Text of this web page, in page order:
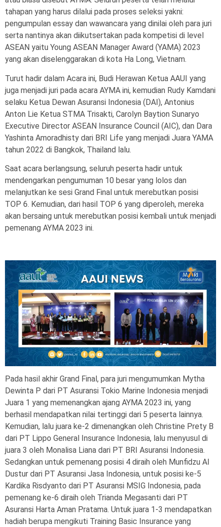
tahapan yang harus dilalui pada proses seleksi yakni:
pengumpulan essay dan wawancara yang dinilai oleh para juri
serta nantinya akan diikutsertakan pada kompetisi di level
ASEAN yaitu Young ASEAN Manager Award (YAMA) 2023
yang akan diselenggarakan di kota Ha Long, Vietnam.
Turut hadir dalam Acara ini, Budi Herawan Ketua AAUI yang
juga menjadi juri pada acara AYMA ini, kemudian Rudy Kamdani
selaku Ketua Dewan Asuransi Indonesia (DAI), Antonius
Anton Lie Ketua STMA Trisakti, Carolyn Baytion Sunaryo
Executive Director ASEAN Insurance Council (AIC), dan Dara
Yashinta Amoradhisty dari BRI Life yang menjadi Juara YAMA
tahun 2022 di Bangkok, Thailand lalu.
Saat acara berlangsung, seluruh peserta hadir untuk
mendengarkan pengumuman 10 besar yang lolos dan
melanjutkan ke sesi Grand Final untuk merebutkan posisi
TOP 6. Kemudian, dari hasil TOP 6 yang diperoleh, mereka
akan bersaing untuk merebutkan posisi kembali untuk menjadi
pemenang AYMA 2023 ini.
Pada hasil akhir Grand Final, para juri mengumumkan Mytha
Dewinta P dari PT Asuransi Tokio Marine Indonesia menjadi
Juara 1 yang memenangkan ajang AYMA 2023 ini, yang
berhasil mendapatkan nilai tertinggi dari 5 peserta lainnya.
Kemudian, lalu juara ke-2 dimenangkan oleh Christine Prety B
dari PT Lippo General Insurance Indonesia, lalu menyusul di
juara 3 oleh Monalisa Liana dari PT BRI Asuransi Indonesia.
Sedangkan untuk pemenang posisi 4 diraih oleh Munfidzu Al
Dustur dari PT Asuransi Jasa Indonesia, untuk posisi ke-5
Kardika Risdyanto dari PT Asuransi MSIG Indonesia, pada
pemenang ke-6 diraih oleh Trianda Megasanti dari PT
Asuransi Harta Aman Pratama. Untuk juara 1-3 mendapatkan
hadiah berupa mengikuti Training Basic Insurance yang